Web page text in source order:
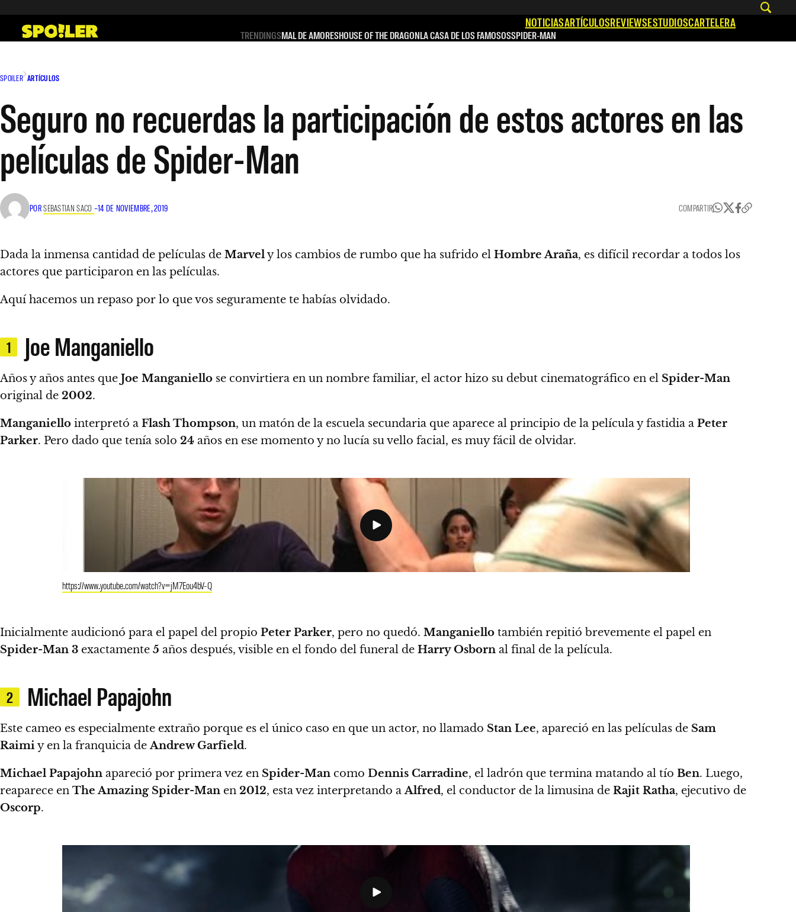
contenido
NOTICIASARTÍCULOSREVIEWSESTUDIOSCARTELERA
TRENDINGSMAL DE AMORESHOUSE OF THE DRAGONLA CASA DE LOS FAMOSOSSPIDER-MAN
SPOILER ARTÍCULOS
Seguro no recuerdas la participación de estos actores en las
películas de Spider-Man
PORSEBASTIAN SACO –14 DE NOVIEMBRE, 2019 COMPARTIR
Dada la inmensa cantidad de películas de Marvely los cambios de rumbo que ha sufrido el Hombre Araña, es difícil recordar a todos los
actores que participaron en las películas.
Aquí hacemos un repaso por lo que vos seguramente te habías olvidado.
1 Joe Manganiello
Años y años antes que Joe Manganiello se convirtiera en un nombre familiar, el actor hizo su debut cinematográfico en el Spider-Man
original de 2002.
Manganiello interpretó a Flash Thompson, un matón de la escuela secundaria que aparece al principio de la película y fastidia a Peter
Parker. Pero dado que tenía solo 24 años en ese momento y no lucía su vello facial, es muy fácil de olvidar.
https://www.youtube.com/watch?v=jM7Eou4bV-Q
Inicialmente audicionó para el papel del propio Peter Parker, pero no quedó. Manganiello también repitió brevemente el papel en
Spider-Man 3 exactamente 5 años después, visible en el fondo del funeral de Harry Osborn al final de la película.
2 Michael Papajohn
Este cameo es especialmente extraño porque es el único caso en que un actor, no llamado Stan Lee, apareció en las películas de Sam
Raimiy en la franquicia deAndrew Garfield.
Michael Papajohn apareció por primera vez en Spider-Man como Dennis Carradine, el ladrón que termina matando al tío Ben. Luego,
reaparece en The Amazing Spider-Man en 2012, esta vez interpretando aAlfred, el conductor de la limusina de Rajit Ratha, ejecutivo de
Oscorp.